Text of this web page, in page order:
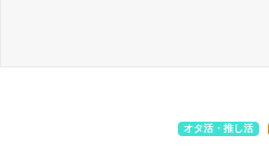
オタ活・推し活